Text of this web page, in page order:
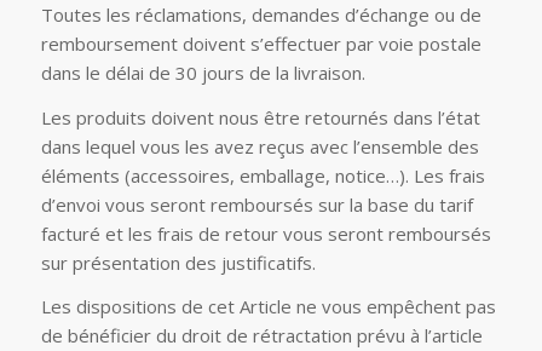
Toutes les réclamations, demandes d’échange ou de
remboursement doivent s’effectuer par voie postale
dans le délai de 30 jours de la livraison.
Les produits doivent nous être retournés dans l’état
dans lequel vous les avez reçus avec l’ensemble des
éléments (accessoires, emballage, notice…). Les frais
d’envoi vous seront remboursés sur la base du tarif
facturé et les frais de retour vous seront remboursés
sur présentation des justificatifs.
Les dispositions de cet Article ne vous empêchent pas
de bénéficier du droit de rétractation prévu à l’article